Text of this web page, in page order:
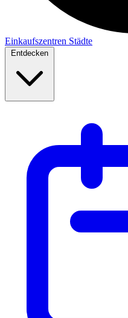
Einkaufszentren Städte
Entdecken